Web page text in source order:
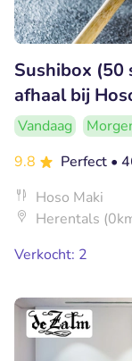
Sushibox (50
afhaal bij
Vandaag
9.8
Perfect •
Hoso Maki
Herentals
Verkocht: 2